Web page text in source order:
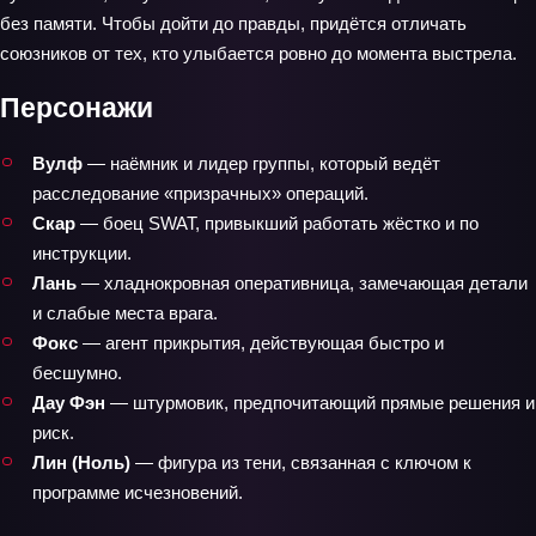
без памяти. Чтобы дойти до правды, придётся отличать
союзников от тех, кто улыбается ровно до момента выстрела.
Персонажи
Вулф — наёмник и лидер группы, который ведёт
расследование «призрачных» операций.
Скар — боец SWAT, привыкший работать жёстко и по
инструкции.
Лань — хладнокровная оперативница, замечающая детали
и слабые места врага.
Фокс — агент прикрытия, действующая быстро и
бесшумно.
Дау Фэн — штурмовик, предпочитающий прямые решения и
риск.
Лин (Ноль) — фигура из тени, связанная с ключом к
программе исчезновений.